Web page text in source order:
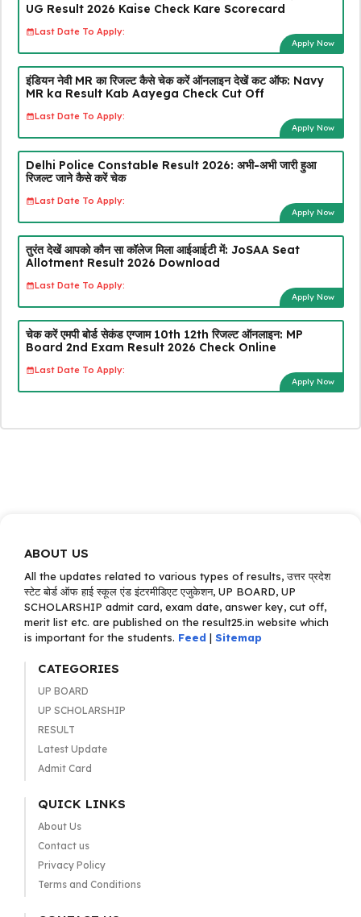
UG Result 2026 Kaise Check Kare Scorecard
Last Date To Apply:
Apply Now
इंडियन नेवी MR का रिजल्ट कैसे चेक करें ऑनलाइन देखें कट ऑफ: Navy
MR ka Result Kab Aayega Check Cut Off
Last Date To Apply:
Apply Now
Delhi Police Constable Result 2026: अभी-अभी जारी हुआ
रिजल्ट जाने कैसे करें चेक
Last Date To Apply:
Apply Now
तुरंत देखें आपको कौन सा कॉलेज मिला आईआईटी में: JoSAA Seat
Allotment Result 2026 Download
Last Date To Apply:
Apply Now
चेक करें एमपी बोर्ड सेकंड एग्जाम 10th 12th रिजल्ट ऑनलाइन: MP
Board 2nd Exam Result 2026 Check Online
Last Date To Apply:
Apply Now
ABOUT US
All the updates related to various types of results, उत्तर प्रदेश
स्टेट बोर्ड ऑफ हाई स्कूल एंड इंटरमीडिएट एजुकेशन, UP BOARD, UP
SCHOLARSHIP admit card, exam date, answer key, cut off,
merit list etc. are published on the result25.in website which
is important for the students. Feed | Sitemap
CATEGORIES
UP BOARD
UP SCHOLARSHIP
RESULT
Latest Update
Admit Card
QUICK LINKS
About Us
Contact us
Privacy Policy
Terms and Conditions